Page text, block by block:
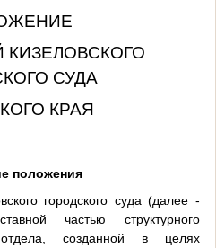
СУДА
КРАЯ
положения
городского суда (далее -
частью структурного
созданной в целях